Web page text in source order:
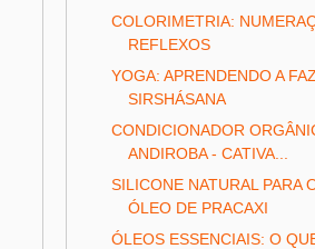
COLORIMETRIA:
REFLEXOS
YOGA: APRENDENDO A
SIRSHÁSANA
CONDICIONADOR
ANDIROBA - CATIVA...
SILICONE NATURAL PARA
ÓLEO DE PRACAXI
ÓLEOS ESSENCIAIS: O